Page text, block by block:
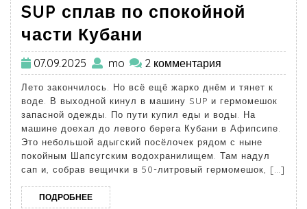
SUP сплав по спокойной
части Кубани
07.09.2025 mo 2 комментария
Лето закончилось. Но всё ещё жарко днём и тянет к
воде. В выходной кинул в машину SUP и гермомешок
запасной одежды. По пути купил еды и воды. На
машине доехал до левого берега Кубани в Афипсипе.
Это небольшой адыгский посёлочек рядом с ныне
покойным Шапсугским водохранилищем. Там надул
сап и, собрав вещички в 50-литровый гермомешок, […]
ПОДРОБНЕЕ